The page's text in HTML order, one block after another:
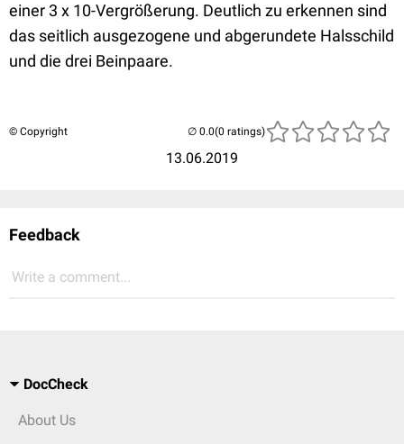
einer 3 x 10-Vergrößerung. Deutlich zu erkennen sind
das seitlich ausgezogene und abgerundete Halsschild
und die drei Beinpaare.
© Copyright
13.06.2019
(0 ratings)
Feedback
Write a comment...
DocCheck
About Us